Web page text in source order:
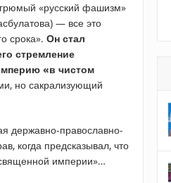
«русский фашизм»
— все это
срока». Он стал
стремление
«в чистом
но сакрализующий
державно-православно-
когда предсказывал, что
империи»…